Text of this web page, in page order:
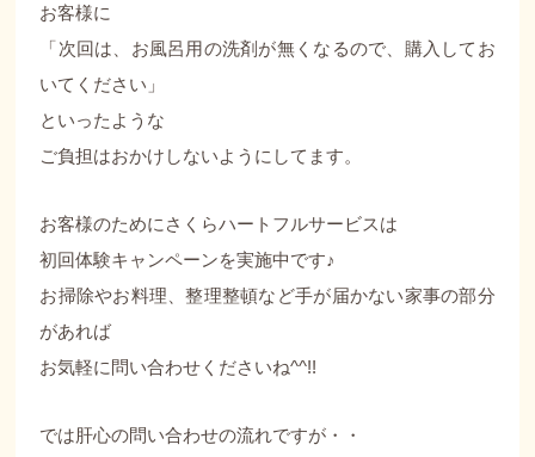
お客様に
「次回は、お風呂用の洗剤が無くなるので、購入してお
いてください」
といったような
ご負担はおかけしないようにしてます。
お客様のためにさくらハートフルサービスは
初回体験キャンペーンを実施中です♪
お掃除やお料理、整理整頓など手が届かない家事の部分
があれば
お気軽に問い合わせくださいね^^!!
では肝心の問い合わせの流れですが・・